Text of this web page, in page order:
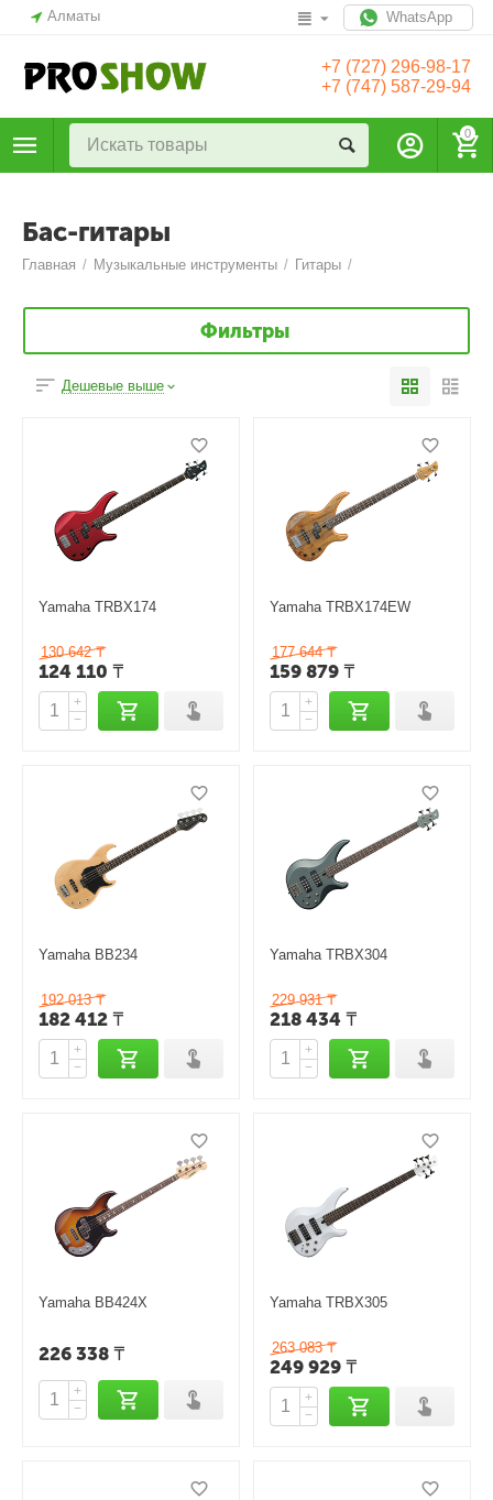
Алматы WhatsApp
+7 (727) 296-98-17
+7 (747) 587-29-94
0
Бас-гитары
Главная / Музыкальные инструменты / Гитары /
Фильтры
Дешевые выше
Yamaha TRBX174
130 642 ₸
124 110 ₸
+
−
Yamaha TRBX174EW
177 644 ₸
159 879 ₸
+
−
Yamaha BB234
192 013 ₸
182 412 ₸
+
−
Yamaha TRBX304
229 931 ₸
218 434 ₸
+
−
Yamaha BB424X
226 338 ₸
+
−
Yamaha TRBX305
263 083 ₸
249 929 ₸
+
−